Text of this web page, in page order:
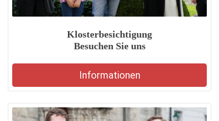
Klosterbesichtigung
Besuchen Sie uns
Informationen